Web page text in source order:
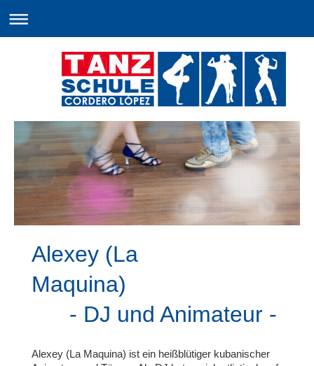
Alexey (La
Maquina)
- DJ und Animateur -
Alexey (La Maquina) ist ein heißblütiger kubanischer